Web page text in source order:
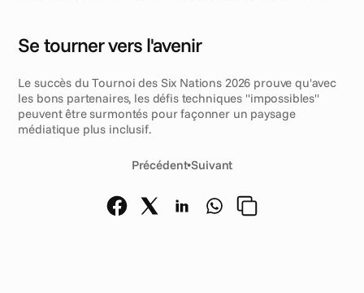
Se tourner vers l'avenir
Le succès du Tournoi des Six Nations 2026 prouve qu'avec
les bons partenaires, les défis techniques "impossibles"
peuvent être surmontés pour façonner un paysage
médiatique plus inclusif.
Précédent•Suivant